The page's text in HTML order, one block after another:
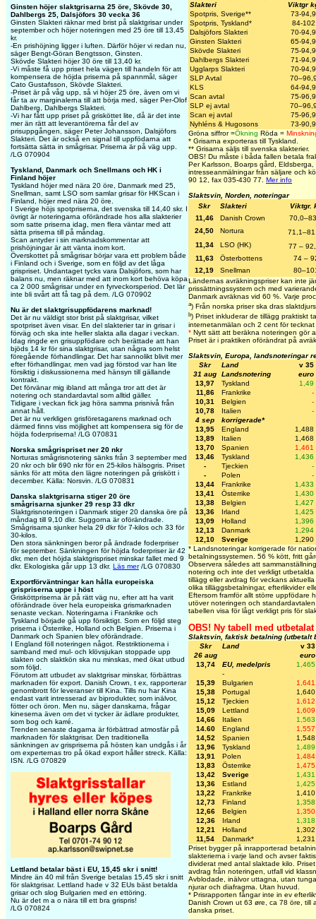
Ginsten höjer slaktgrisarna 25 öre, Skövde 30,
Dahlbergs 25, Dalsjöfors 30 vecka 36
Ginsten Slakteri räknar med brist på slaktgrisar under
september och höjer noteringen med 25 öre till 13,45
kr.
-En prishöjning ligger i luften. Därför höjer vi redan nu,
säger Bengt-Göran Bengtsson, Ginsten.
Skövde Slakteri höjer 30 öre till 13,40 kr.
-Vi måste få upp priset hela vägen till handeln för att
kompensera de höjda priserna på spannmål, säger
Cato Gustafsson, Skövde Slakteri.
-Priset är på våg upp, så vi höjer 25 öre, även om vi
får ta av marginalerna till att börja med, säger Per-Olof
Dahlberg, Dahlbergs Slakteri.
-Vi har fått upp priset på grisköttet lite, då är det inte
mer än rätt att leverantörerna får del av
prisuppgången, säger Peter Johansson, Dalsjöfors
Slakteri. Det är också en signal till uppfödarna att
fortsätta sätta in smågrisar. Priserna är på väg upp.
/LG 070904
Tyskland, Danmark och Snellmans och HK i
Finland höjer
Tyskland höjer med nära 20 öre, Danmark med 25,
Snellman, samt LSO som samlar grisar för HKScan i
Finland, höjer med nära 20 öre.
I Sverige höjs spotpriserna, det svenska till 14,40 skr. I
övrigt är noteringarna oförändrade hos alla slakterier
som satte priserna idag, men flera väntar med att
sätta priserna till på måndag.
Scan antyder i sin marknadskommentar att
prishöjningar är att vänta inom kort.
Överskottet på smågrisar börjar vara ett problem både
i Finland och i Sverige, som en följd av det låga
grispriset. Undantaget tycks vara Dalsjöfors, som har
balans nu, men räknar med att inom kort behöva köpa
ca 2 000 smågrisar under en fyrveckorsperiod. Det lär
inte bli svårt att få tag på dem. /LG 070902
Nu är det slaktgrisuppfödarens marknad!
Det är nu väldigt stor brist på slaktgrisar, vilket
spotpriset även visar. En del slakterier tar in grisar i
förväg och ska inte heller slakta alla dagar i veckan.
Idag ringde en grisuppfödare och berättade att han
bjöds 14 kr för sina slaktgrisar, utan några som helst
föregående förhandlingar. Det har sannolikt blivit mer
efter förhandlingar, men vad jag förstod var han lite
försiktig i diskussionerna med hänsyn till gällande
kontrakt.
Det förvänar mig ibland att många tror att det är
notering och standardavtal som alltid gäller.
Tidigare i veckan fick jag höra samma prisnivå från
annat håll.
Det är nu verkligen grisföretagarens marknad och
därmed finns viss möjlighet att kompensera sig för de
höjda foderpriserna! /LG 070831
Norska smågrispriset ner 20 nkr
Norturas smågrisnotering sänks från 3 september med
20 nkr och blir 690 nkr för en 25-kilos hälsogris. Priset
sänks för att möta den lägre noteringen på griskött i
december. Källa: Norsvin. /LG 070831
Danska slaktgrisarna stiger 20 öre
smågrisarna sjunker 29 resp 33 dkr
Slaktgrisnoteringen i Danmark stiger 20 danska öre på
måndag till 9,10 dkr. Suggorna är oförändrade.
Smågrisarna sjunker hela 29 dkr för 7-kilos och 33 för
30-kilos.
Den stora sänkningen beror på ändrade foderpriser
för september. Sänkningen för höjda foderpriser är 42
dkr, men det höjda slaktgrispriset minskar fallet med 9
dkr. Ekologiska går upp 13 dkr. Läs mer/LG 070830
Exportförväntningar kan hålla europeiska
grispriserna uppe i höst
Grisköttpriserna är på rätt väg nu, efter att ha varit
oförändrade över hela europeiska grismarknaden
senaste veckan. Noteringarna i Frankrike och
Tyskland började gå upp försiktigt. Som en följd steg
priserna i Österrike, Holland och Belgien. Priserna i
Danmark och Spanien blev oförändrade.
I England föll noteringen något. Restriktionerna i
samband med mul- och klövsjukan stoppade upp
slakten och slaktkön ska nu minskas, med ökat utbud
som följd.
Förutom att utbudet av slaktgrisar minskar, förbättras
marknaden för export. Danish Crown, t ex, rapporterar
genombrott för leveranser till Kina. Tills nu har Kina
endast varit intresserad av biprodukter, som inälvor,
fötter och öron. Men nu, säger danskarna, frågar
kineserna även om det vi tycker är ädlare produkter,
som bog och karré.
Trenden senaste dagarna är förbättrad atmosfär på
marknaden för slaktgrisar. Den traditionella
sänkningen av grispriserna på hösten kan undgås i år
om experternas tro på ökad export håller streck. Källa:
ISN. /LG 070829
Lettland betalar bäst i EU, 15,45 skr i snitt!
Mindre än 40 mil från Sverige betalas 15,45 skr i snitt
för slaktgrisar. Lettland hade v 32 EUs bäst betalda
grisar och slog Bulgarien med en ettöring.
Nu är det m a o nära till ett bra grispris!
/LG 070824
Slakteri
Viktgr
Spotpris, Sverige**
73-94,9
Spotpris, Tyskland*
84-102
Dalsjöfors Slakteri
70-94,9
Ginsten Slakteri
65-94,9
Skövde Slakteri
75-94,9
Dahlbergs Slakteri
71-94,9
Ugglarps Slakteri
70-94,9
SLPAvtal
KLS
64-94,9
Scan avtal
75-96,9
SLP ej avtal
Scan ej avtal
75-96,9
Nyhléns & Hugosons
73-90,9
Gröna siffror =Ökning Röda =
* Grisarna exporteras till Tyskland.
** Grisarna säljs till svenska slakterier.
OBS! Du måste i båda fallen betala
Per Karlsson, Boarps gård,
intresseanmälningar från säljare och
90 12, fax 035-430 77. Mer info
Slaktsvin, Norden, noteringar
Skr
Slakteri
Viktgr.
11,46
Danish Crown
24,50
Nortura
11,34
LSO (HK)
77 –
11,63
Österbottens
74 –
12,19
Snellman
Ländernas avräkningspriser kan inte
prissättningssystem och med
Danmark avräknas vid 60 %. Varje
a) Från norska priser ska dras
b) Priset inkluderar de tillägg praktiskt
internetanmälan och 2 cent för
* Nytt sätt att beräkna noteringen gör
Priset är i praktiken oförändrat på
Slaktsvin, Europa, landsnoteringar
Skr
Land
v 35
31 aug
Landsnotering
euro
13,97
Tyskland
1,49
11,86
Frankrike
-
10,31
Belgien
-
10,78
Italien
-
4 sep
korrigerade*
13,95
England
1,488
13,89
Italien
1,468
13,70
Spanien
1,461
13,46
Tyskland
1,436
-
Tjeckien
-
-
Polen
-
13,44
Frankrike
1,433
13,41
Österrike
1,430
13,38
Belgien
1,427
13,36
Irland
1,425
13,09
Holland
1,396
12,13
Danmark
1,294
12,10
Sverige
1,290
* Landsnoteringar korrigerade för
betalningssystemen. 56 % kött, fritt
Observera således att
notering och inte det verkligt
tillägg eller avdrag för veckans
olika tilläggsbetalningar, efterlikvider
Eftersom framför allt större uppfödare
utöver noteringen och
tabellen visa för lågt verkligt pris för
OBS! Ny tabell med
Slaktsvin, faktisk betalning (utbetalt
Skr
Land
v 33
26 aug
euro
13,74
EU, medelpris
1,465
-
15,39
Bulgarien
1,641
15,38
Portugal
1,640
15,12
Tjeckien
1,612
15,09
Lettland
1,609
14,66
Italien
1,563
14.60
England
1,557
14,52
Spanien
1,548
13,96
Tyskland
1,489
13,91
Polen
1,484
13,83
Österrike
1,475
13,42
Sverige
1,431
13,36
Estland
1,425
13,22
Frankrike
1,410
12,73
Finland
1,358
12,66
Belgien
1,350
12,36
Irland
1,318
12,21
Holland
1,302
11,54
Danmark*
1,231
Priset bygger på inrapporterad
slakterierna i varje land och avser
dividerat med antal slaktade kilo.
avdrag från noteringen, utfall vid
Avblodade, inälvor uttagna, utan
njurar och diafragma. Utan huvud.
* Prisrapporten fångar inte in ev
Danish Crown ut 63 øre, ca 78 öre, till
danska priset.